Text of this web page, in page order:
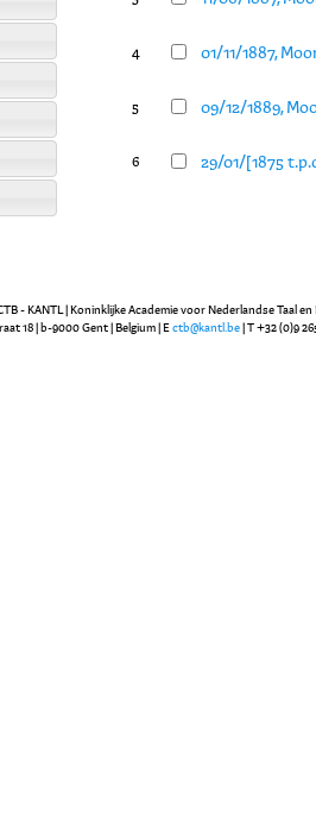
4 01/11/1887,
5 09/12/1889,
6 29/01/[1875
- KANTL | Koninklijke Academie voor Nederlandse Taal
18 | b-9000 Gent | Belgium | Ectb@kantl.be | T +32 (0)9